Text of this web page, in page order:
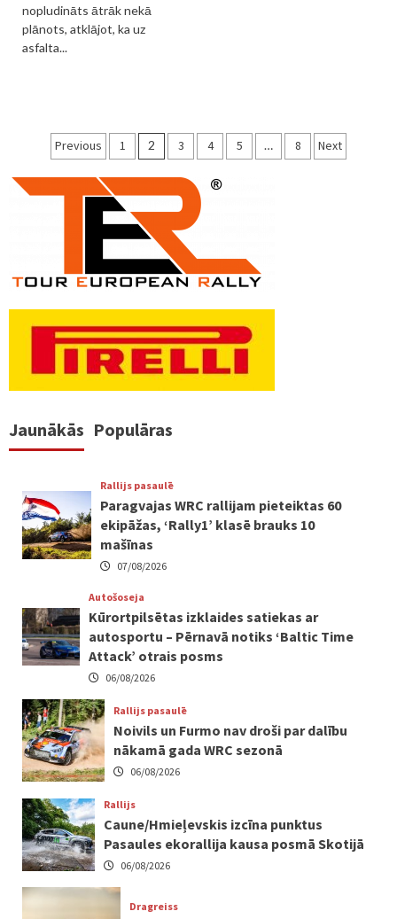
nopludināts ātrāk nekā
plānots, atklājot, ka uz
asfalta...
Ziņu
numerācija
pēc
lappusēm
Previous 1 2 3 4 5 … 8 Next
Jaunākās Populāras
Rallijs pasaulē
Paragvajas WRC rallijam pieteiktas 60
ekipāžas, ‘Rally1’ klasē brauks 10
mašīnas
07/08/2026
Autošoseja
Kūrortpilsētas izklaides satiekas ar
autosportu – Pērnavā notiks ‘Baltic Time
Attack’ otrais posms
06/08/2026
Rallijs pasaulē
Noivils un Furmo nav droši par dalību
nākamā gada WRC sezonā
06/08/2026
Rallijs
Caune/Hmieļevskis izcīna punktus
Pasaules ekorallija kausa posmā Skotijā
06/08/2026
Dragreiss